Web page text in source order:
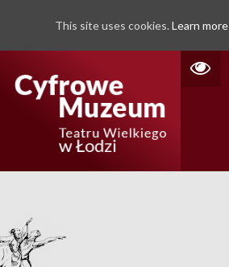
This site uses cookies. Learn more